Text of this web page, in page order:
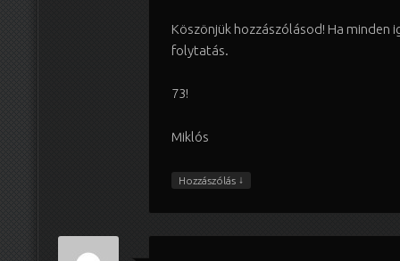
Köszönjük hozzászólásod! Ha minden
folytatás.
73!
Miklós
Hozzászólás ↓